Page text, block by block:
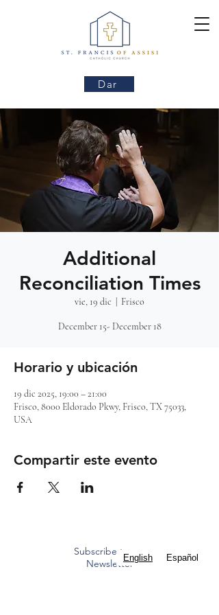
Dar
Additional
Reconciliation Times
vie, 19 dic Frisco
December 15- December 18
Horario y ubicación
19 dic 2025, 19:00 – 21:00
Frisco, 8000 Eldorado Pkwy, Frisco, TX 75033,
USA
Compartir este evento
Subscribe to our
NewsletterEnglish Español